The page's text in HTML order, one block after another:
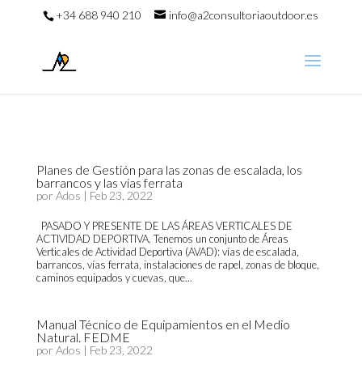
+34 688 940 210 info@a2consultoriaoutdoor.es
Planes de Gestión para las zonas de escalada, los
barrancos y las vías ferrata
por Ados | Feb 23, 2022
PASADO Y PRESENTE DE LAS ÁREAS VERTICALES DE
ACTIVIDAD DEPORTIVA. Tenemos un conjunto de Áreas
Verticales de Actividad Deportiva (AVAD): vías de escalada,
barrancos, vías ferrata, instalaciones de rapel, zonas de bloque,
caminos equipados y cuevas, que...
Manual Técnico de Equipamientos en el Medio
Natural. FEDME
por Ados | Feb 23, 2022